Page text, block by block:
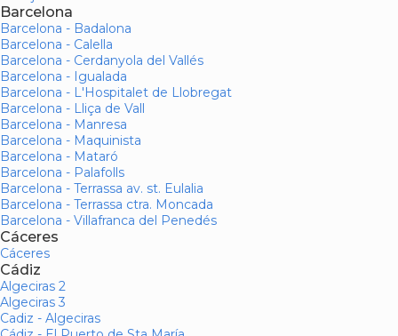
Barcelona
Barcelona - Badalona
Barcelona - Calella
Barcelona - Cerdanyola del Vallés
Barcelona - Igualada
Barcelona - L'Hospitalet de Llobregat
Barcelona - Lliça de Vall
Barcelona - Manresa
Barcelona - Maquinista
Barcelona - Mataró
Barcelona - Palafolls
Barcelona - Terrassa av. st. Eulalia
Barcelona - Terrassa ctra. Moncada
Barcelona - Villafranca del Penedés
Cáceres
Cáceres
Cádiz
Algeciras 2
Algeciras 3
Cadiz - Algeciras